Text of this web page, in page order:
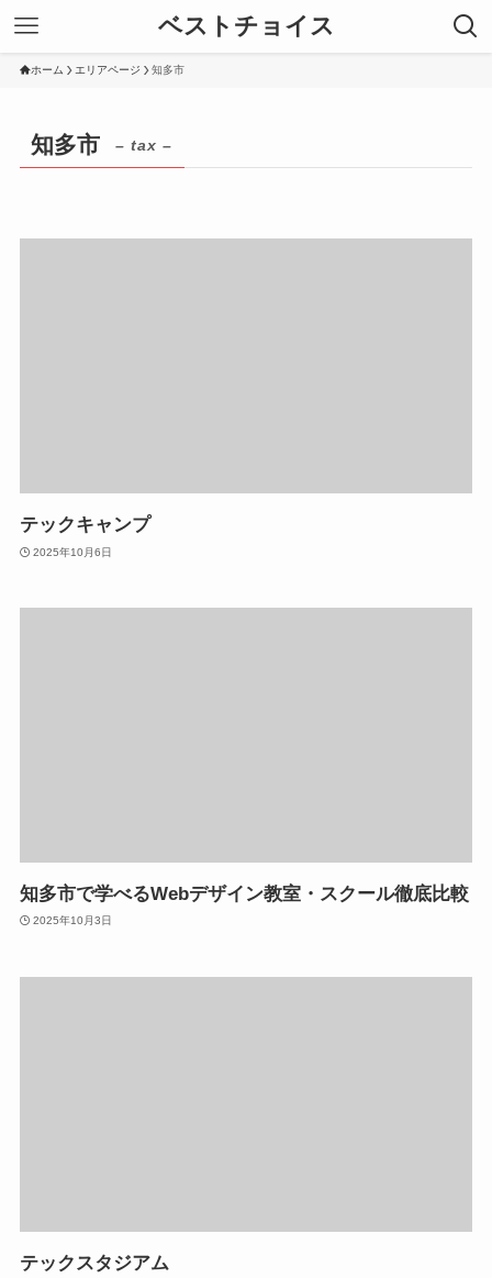
ベストチョイス
ホーム エリアページ 知多市
知多市 – tax –
テックキャンプ
2025年10月6日
知多市で学べるWebデザイン教室・スクール徹底比較
2025年10月3日
テックスタジアム